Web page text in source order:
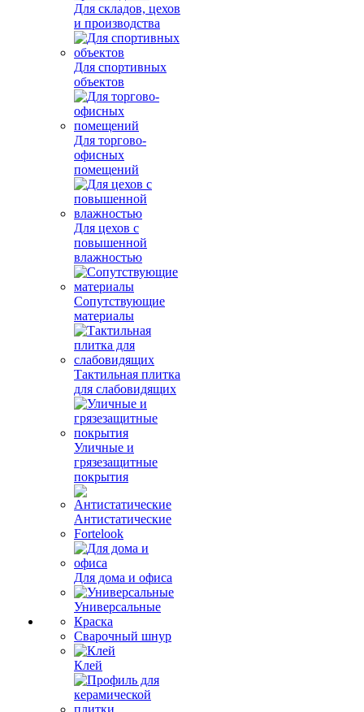
Для складов, цехов
и производства
Для спортивных
объектов
Для торгово-
офисных
помещений
Для цехов с
повышенной
влажностью
Сопутствующие
материалы
Тактильная плитка
для слабовидящих
Уличные и
грязезащитные
покрытия
Антистатические
Fortelook
Для дома и офиса
Универсальные
Краска
Сварочный шнур
Клей